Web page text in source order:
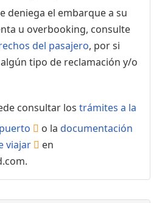
deniega el embarque a su
u overbooking, consulte
del pasajero, por si
tipo de reclamación y/o
consultar los trámites a la
o la documentación
viajar
en